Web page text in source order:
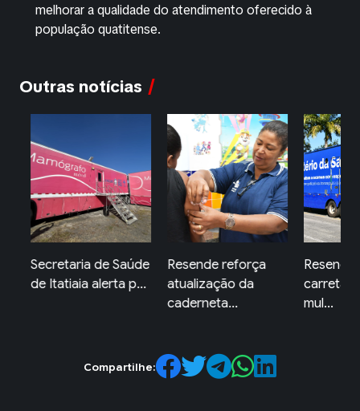
melhorar a qualidade do atendimento oferecido à
população quatitense.
Outras notícias
Resende reforça
atualização da
Resende receberá
carreta da saúde da
mul...
Compartilhe: